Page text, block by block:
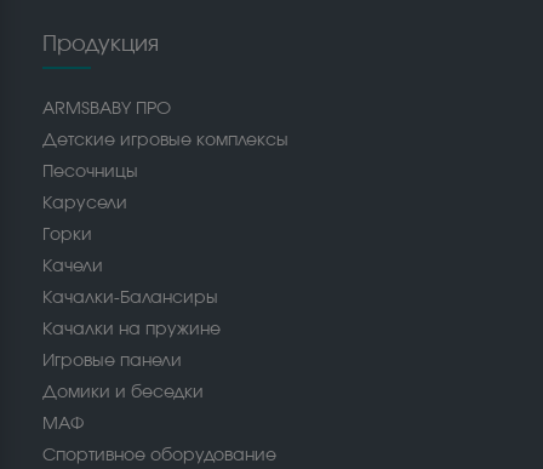
Продукция
ARMSBABY ПРО
Детские игровые комплексы
Песочницы
Карусели
Горки
Качели
Качалки-Балансиры
Качалки на пружине
Игровые панели
Домики и беседки
МАФ
Спортивное оборудование